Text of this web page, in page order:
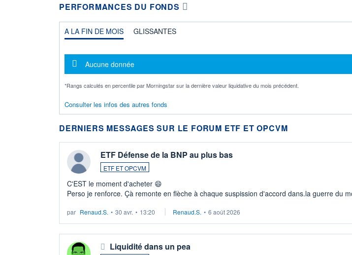
PERFORMANCES DU FONDS
A LA FIN DE MOIS GLISSANTES
Message d'information
Aucune donnée
*Rangs calculés en percentile par Morningstar sur la dernière valeur liquidative du mois précédent.
Consulter les infos des autres fonds
DERNIERS MESSAGES SUR LE FORUM ETF ET OPCVM
ETF Défense de la BNP au plus bas
ETF ET OPCVM
C'EST le moment d'acheter 😄​
Perso je renforce. Çà remonte en flèche à chaque suspission d'accord dans.la guerre du
par Renaud.S. • 30 avr. • 13:20 Renaud.S. • 6 août 2026
Liquidité dans un pea